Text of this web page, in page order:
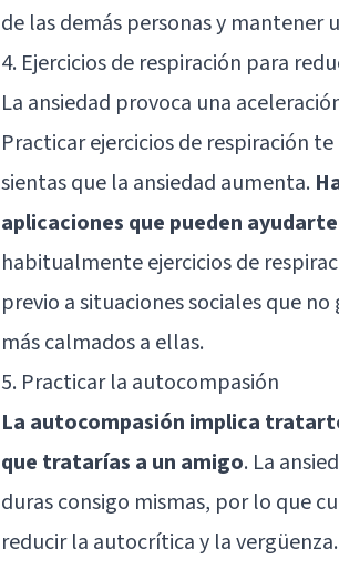
de las demás personas y mantener
4. Ejercicios de respiración para
La ansiedad provoca una
Practicar ejercicios de respiración
sientas que la ansiedad aumenta.
aplicaciones que pueden
habitualmente ejercicios de
previo a situaciones sociales que
más calmados a ellas.
5. Practicar la autocompasión
La autocompasión implica
que tratarías a un amigo. La
duras consigo mismas, por lo que
reducir la autocrítica y la vergüenza.